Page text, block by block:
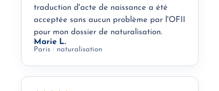
traduction d'acte de naissance a été
acceptée sans aucun problème par l'OFII
pour mon dossier de naturalisation.
Marie L.
Paris · naturalisation